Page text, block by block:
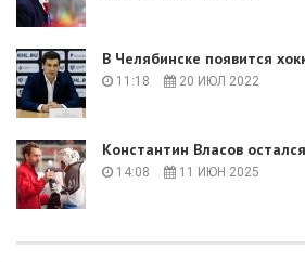
В Челябинске появится
11:18 20 ИЮЛ 2022
Константин Власов
14:08 11 ИЮН 2025